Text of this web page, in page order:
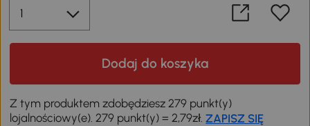
Dodaj do koszyka
Z tym produktem zdobędziesz 279 punkt(y)
lojalnościowy(e). 279 punkt(y) = 2,79zł.ZAPISZ SIĘ